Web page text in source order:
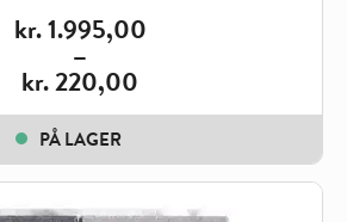
kr.220,00
–
kr.1.995,00
PÅ LAGER